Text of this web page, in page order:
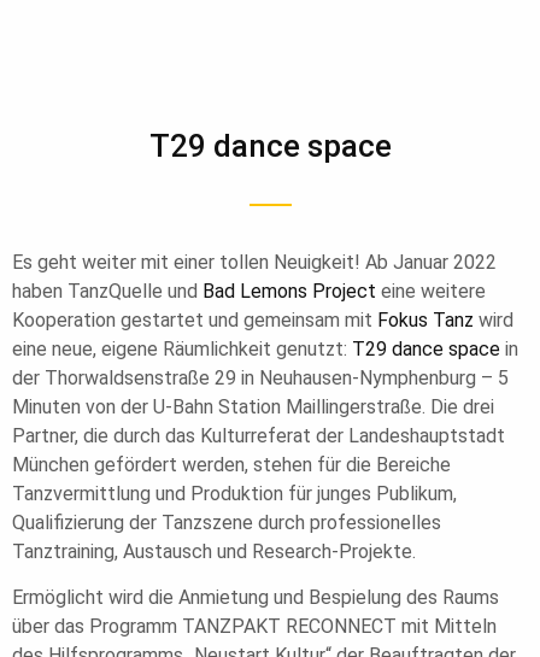
T29 dance space
Es geht weiter mit einer tollen Neuigkeit! Ab Januar 2022
haben TanzQuelle und Bad Lemons Project eine weitere
Kooperation gestartet und gemeinsam mit Fokus Tanz wird
eine neue, eigene Räumlichkeit genutzt: T29 dance space in
der Thorwaldsenstraße 29 in Neuhausen-Nymphenburg – 5
Minuten von der U-Bahn Station Maillingerstraße. Die drei
Partner, die durch das Kulturreferat der Landeshauptstadt
München gefördert werden, stehen für die Bereiche
Tanzvermittlung und Produktion für junges Publikum,
Qualifizierung der Tanzszene durch professionelles
Tanztraining, Austausch und Research-Projekte.
Ermöglicht wird die Anmietung und Bespielung des Raums
über das Programm TANZPAKT RECONNECT mit Mitteln